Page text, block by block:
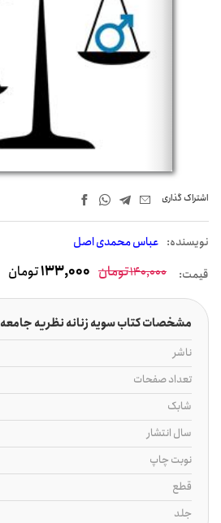
اشتراک‌ گذاری
نويسنده: عباس محمدی اصل
قیمت: 140,000تومان 133,000تومان
مشخصات کتاب سویه زنانه نظریه جامعه
ناشر
تعداد صفحات
شابک
سال انتشار
نوبت چاپ
قطع
جلد